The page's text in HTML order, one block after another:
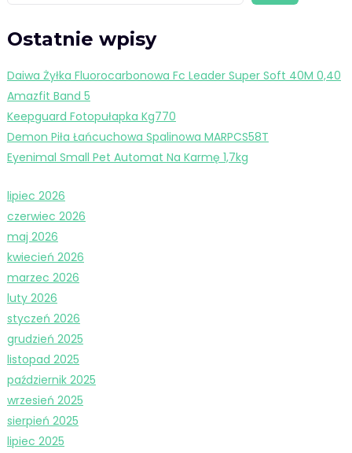
Ostatnie wpisy
Daiwa Żyłka Fluorocarbonowa Fc Leader Super Soft 40M 0,40
Amazfit Band 5
Keepguard Fotopułapka Kg770
Demon Piła Łańcuchowa Spalinowa MARPCS58T
Eyenimal Small Pet Automat Na Karmę 1,7kg
lipiec 2026
czerwiec 2026
maj 2026
kwiecień 2026
marzec 2026
luty 2026
styczeń 2026
grudzień 2025
listopad 2025
październik 2025
wrzesień 2025
sierpień 2025
lipiec 2025